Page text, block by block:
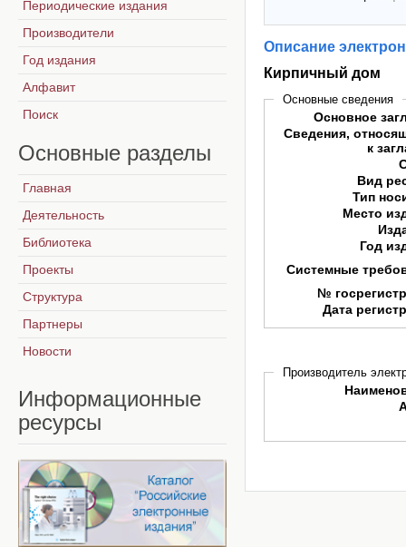
Описание
Кирпичный дом
Основные сведения
Основное
Сведения,
к
Вид
Тип
Место
Год
Системные
№
Дата
Производитель
Периодические издания
Производители
Год издания
Алфавит
Поиск
Основные разделы
Главная
Деятельность
Библиотека
Проекты
Структура
Партнеры
Новости
Информационные
ресурсы